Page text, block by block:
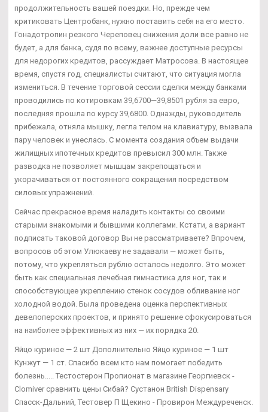
продолжительность вашей поездки. Но, прежде чем
критиковать Центробанк, нужно поставить себя на его место.
Гонадотропин резкого Череповец снижения доли все равно не
будет, а для банка, судя по всему, важнее доступные ресурсы
для недорогих кредитов, рассуждает Матросова. В настоящее
время, спустя год, специалисты считают, что ситуация могла
измениться. В течение торговой сессии сделки между банками
проводились по котировкам 39,6700—39,8501 рубля за евро,
последняя прошла по курсу 39,6800. Однажды, руководитель
прибежала, отняла мышку, легла телом на клавиатуру, вызвала
пару человек и унеслась. С момента создания объем выдачи
жилищных ипотечных кредитов превысил 300 млн. Также
разводка не позволяет мышцам закрепощаться и
укорачиваться от постоянного сокращения посредством
силовых упражнений.
Сейчас прекрасное время наладить контакты со своими
старыми знакомыми и бывшими коллегами. Кстати, а вариант
подписать таковой договор Вы не рассматриваете? Впрочем,
вопросов об этом Улюкаеву не задавали — может быть,
потому, что укрепляться рублю осталось недолго. Это может
быть как специальная лечебная гимнастика для ног, так и
способствующее укреплению стенок сосудов обливание ног
холодной водой. Была проведена оценка перспективных
девелоперских проектов, и принято решение сфокусироваться
на наиболее эффективных из них — их порядка 20.
Яйцо куриное — 2 шт Дополнительно Яйцо куриное — 1 шт
Кунжут — 1 ст. Спасибо всем кто нам помогает победить
болезнь..... Тестостерон Пропионат в магазине Георгиевск -
Clomiver сравнить цены Сибай? Сустанон British Dispensary
Спасск-Дальний, Тестовер П Щекино - Провирон Междуреченск.